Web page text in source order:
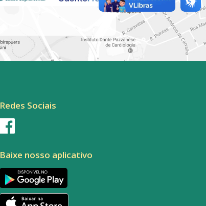
Redes Sociais
Baixe nosso aplicativo